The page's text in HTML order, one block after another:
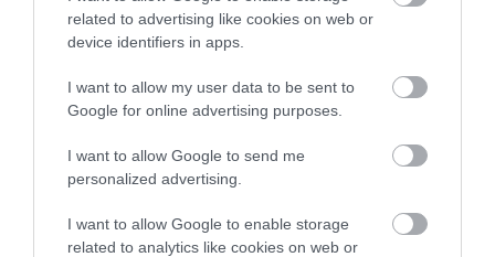
related to advertising like cookies on web or
device identifiers in apps.
I want to allow my user data to be sent to
Google for online advertising purposes.
I want to allow Google to send me
personalized advertising.
I want to allow Google to enable storage
related to analytics like cookies on web or